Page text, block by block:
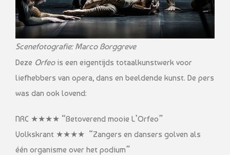
Scenefotografie: Marco Borggreve
Deze Orfeois een eigentijds totaalkunstwerk voor
liefhebbers van opera, dans en beeldende kunst. De pers
was dan ook lovend:
NRC ★★★★ “Betoverend mooie L’Orfeo”
Volkskrant ★★★★ “Zangers en dansers golven als
één organisme over het podium”